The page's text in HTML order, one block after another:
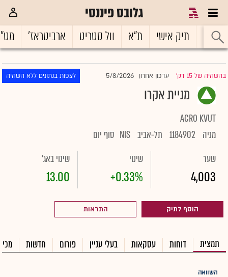
גלובס פיננסי
ראשי תיק אישי ת"א וול סטריט ארביטראז'
בהשהיה של 15 דק' |עדכון אחרון 5/8/2026 לצפות בנתונים ללא השהיה
מניית אקרו
ACRO KVUT
מניה 1184902 תל-אביב NIS סוף יום
שער
4,003
שינוי
+0.33%
שינוי באג'
13.00
הוסף לתיק התראות
תמצית דוחות עסקאות בעלי עניין פורום חדשות
השוואה